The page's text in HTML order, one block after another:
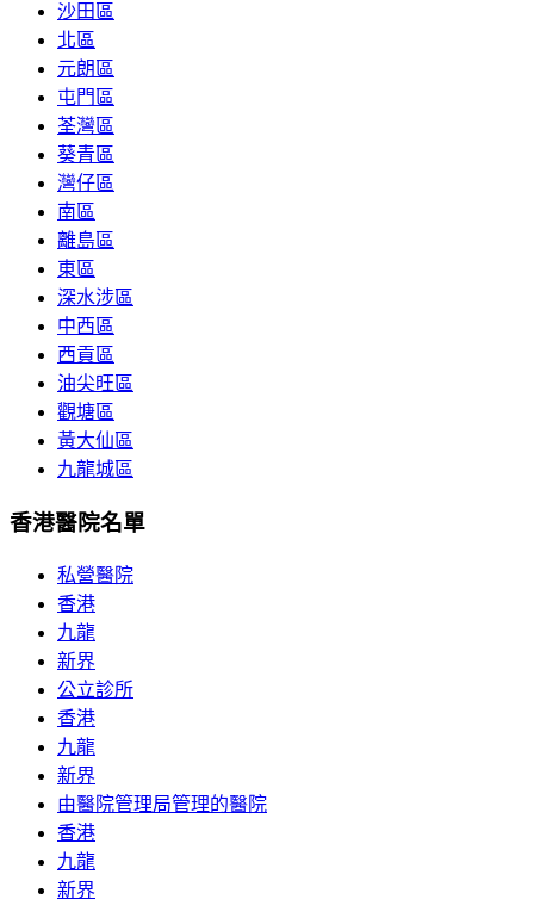
沙田區
北區
元朗區
屯門區
荃灣區
葵青區
灣仔區
南區
離島區
東區
深水涉區
中西區
西貢區
油尖旺區
觀塘區
黃大仙區
九龍城區
香港醫院名單
私營醫院
香港
九龍
新界
公立診所
香港
九龍
新界
由醫院管理局管理的醫院
香港
九龍
新界